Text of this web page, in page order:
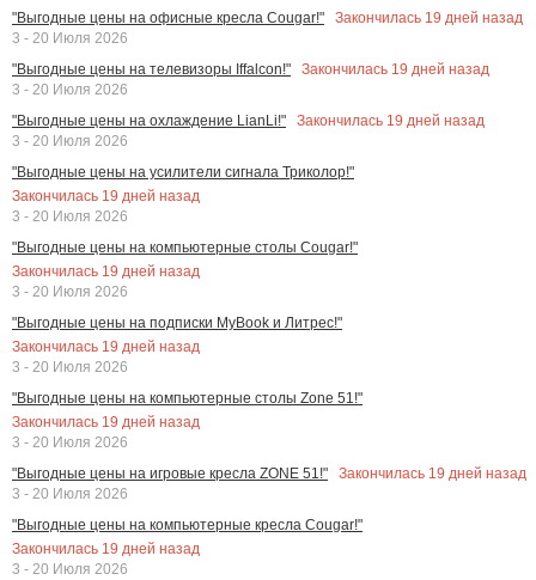
"Выгодные цены на офисные кресла Cougar!" Закончилась 19 дней назад
3 - 20 Июля 2026
"Выгодные цены на телевизоры Iffalcon!"
Закончилась 19 дней назад
3 - 20 Июля 2026
"Выгодные цены на охлаждение LianLi!"
Закончилась 19 дней назад
3 - 20 Июля 2026
"Выгодные цены на усилители сигнала Триколор!"
Закончилась 19 дней назад
3 - 20 Июля 2026
"Выгодные цены на компьютерные столы Cougar!"
Закончилась 19 дней назад
3 - 20 Июля 2026
"Выгодные цены на подписки MyBook и Литрес!"
Закончилась 19 дней назад
3 - 20 Июля 2026
"Выгодные цены на компьютерные столы Zone 51!"
Закончилась 19 дней назад
3 - 20 Июля 2026
"Выгодные цены на игровые кресла ZONE 51!"
Закончилась 19 дней назад
3 - 20 Июля 2026
"Выгодные цены на компьютерные кресла Cougar!"
Закончилась 19 дней назад
3 - 20 Июля 2026